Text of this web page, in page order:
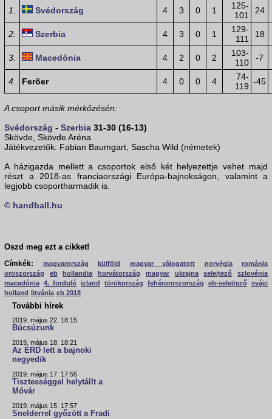
1. Svédország 4 3 0 1
125-
101
24
2. Szerbia 4 3 0 1
129-
111
18
3. Macedónia 4 2 0 2
103-
110
-7
4. Feröer 4 0 0 4
74-
119 -45
A csoport másik mérkőzésén:
Svédország - Szerbia 31-30 (16-13)
Skövde, Skövde Aréna
Játékvezetők: Fabian Baumgart, Sascha Wild (németek)
A házigazda mellett a csoportok első két helyezettje vehet majd
részt a 2018-as franciaországi Európa-bajnokságon, valamint a
legjobb csoportharmadik is.
© handball.hu
Oszd meg ezt a cikket!
Címkék:
magyarország külföld magyar válogatott norvégia
románia
oroszország
eb hollandia horvátország magyar ukrajna selejtező
szlovénia
macedónia 4. forduló izland törökország fehéroroszország eb-selejtező svájc
holland
litvánia eb 2018
További hírek
2019. május 22. 18:15
Búcsúzunk
2019. május 18. 18:21
Az ÉRD lett a bajnoki
negyedik
2019. május 17. 17:55
Tisztességgel helytállt a
Móvár
2019. május 15. 17:57
Snelderrel győzött a Fradi